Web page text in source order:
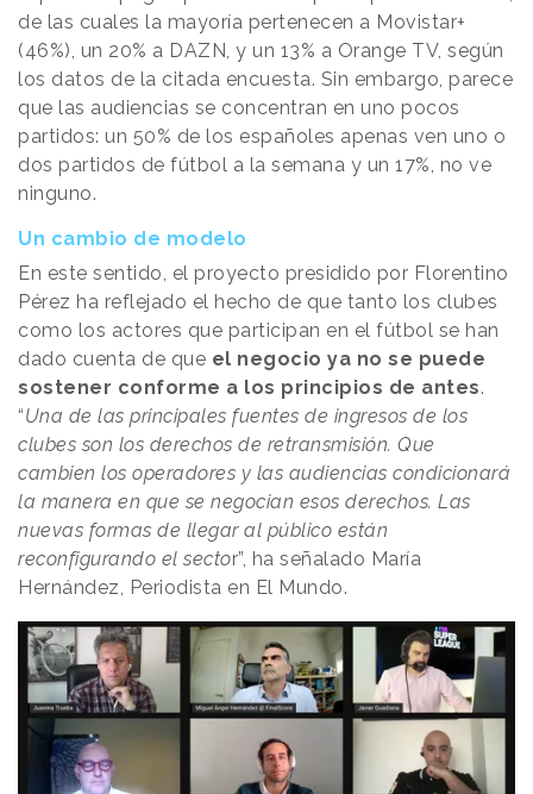
de las cuales la mayoría pertenecen a Movistar+
(46%), un 20% a DAZN, y un 13% a Orange TV, según
los datos de la citada encuesta. Sin embargo, parece
que las audiencias se concentran en uno pocos
partidos: un 50% de los españoles apenas ven uno o
dos partidos de fútbol a la semana y un 17%, no ve
ninguno.
Un cambio de modelo
En este sentido, el proyecto presidido por Florentino
Pérez ha reflejado el hecho de que tanto los clubes
como los actores que participan en el fútbol se han
dado cuenta de que el negocio ya no se puede
sostener conforme a los principios de antes.
“Una de las principales fuentes de ingresos de los
clubes son los derechos de retransmisión. Que
cambien los operadores y las audiencias condicionará
la manera en que se negocian esos derechos. Las
nuevas formas de llegar al público están
reconfigurando el sector”, ha señalado María
Hernández, Periodista en El Mundo.